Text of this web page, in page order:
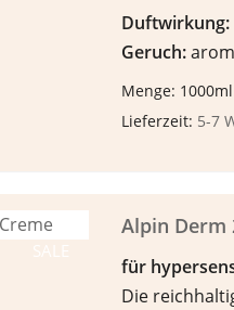
Duftwirkung:
Geruch:
Menge: 1000ml
Lieferzeit: 5-7
SALE
Alpin Derm
für
Die